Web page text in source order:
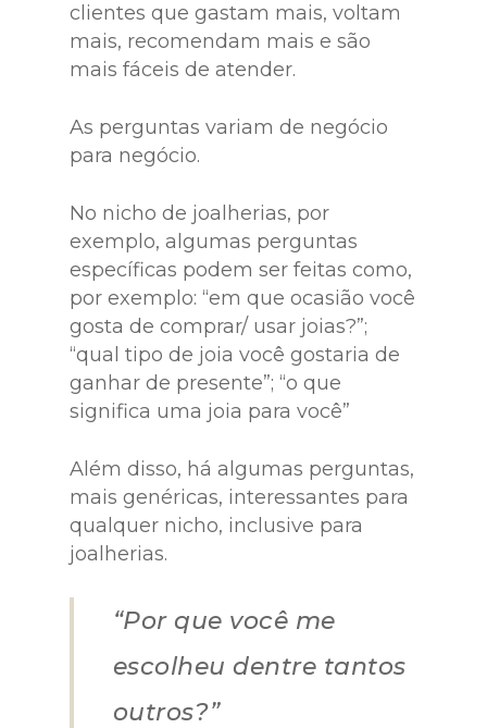
clientes que gastam mais, voltam
mais, recomendam mais e são
mais fáceis de atender.
As perguntas variam de negócio
para negócio.
No nicho de joalherias, por
exemplo, algumas perguntas
específicas podem ser feitas como,
por exemplo: “em que ocasião você
gosta de comprar/ usar joias?”;
“qual tipo de joia você gostaria de
ganhar de presente”; “o que
significa uma joia para você”
Além disso, há algumas perguntas,
mais genéricas, interessantes para
qualquer nicho, inclusive para
joalherias.
“Por que você me
escolheu dentre tantos
outros?”